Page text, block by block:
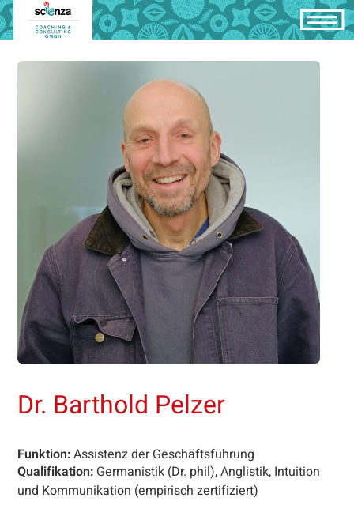
Dr. Barthold Pelzer
Funktion:Assistenz der Geschäftsführung
Qualifikation: Germanistik (Dr. phil), Anglistik, Intuition
und Kommunikation (empirisch zertifiziert)